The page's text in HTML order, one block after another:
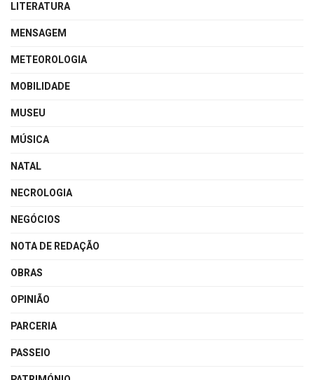
LITERATURA
MENSAGEM
METEOROLOGIA
MOBILIDADE
MUSEU
MÚSICA
NATAL
NECROLOGIA
NEGÓCIOS
NOTA DE REDAÇÃO
OBRAS
OPINIÃO
PARCERIA
PASSEIO